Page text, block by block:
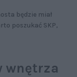
będzie miał
poszukać SKP,
wnętrza